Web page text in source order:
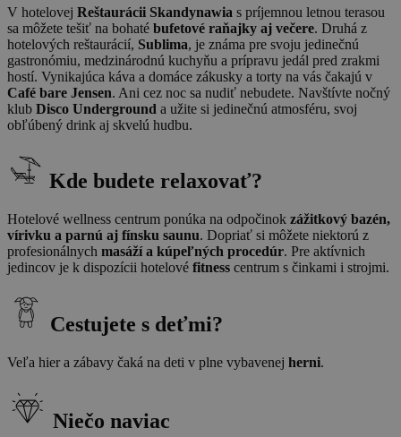
V hotelovej Reštaurácii Skandynawia s príjemnou letnou terasou
sa môžete tešiť na bohaté bufetové raňajky aj večere. Druhá z
hotelových reštaurácií, Sublima, je známa pre svoju jedinečnú
gastronómiu, medzinárodnú kuchyňu a prípravu jedál pred zrakmi
hostí. Vynikajúca káva a domáce zákusky a torty na vás čakajú v
Café bare Jensen. Ani cez noc sa nudiť nebudete. Navštívte nočný
klub Disco Underground a užite si jedinečnú atmosféru, svoj
obľúbený drink aj skvelú hudbu.
Kde budete relaxovať?
Hotelové wellness centrum ponúka na odpočinok zážitkový bazén,
vírivku a parnú aj fínsku saunu. Dopriať si môžete niektorú z
profesionálnych masáží a kúpeľných procedúr. Pre aktívnich
jedincov je k dispozícii hotelové fitness centrum s činkami i strojmi.
Cestujete s deťmi?
Veľa hier a zábavy čaká na deti v plne vybavenej herni.
Niečo naviac